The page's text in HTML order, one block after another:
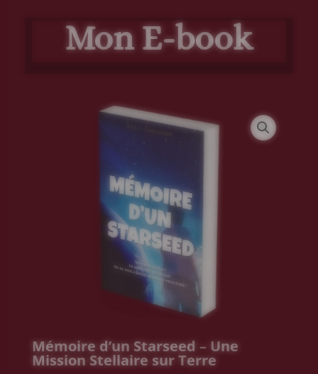
Mon E-book
Mémoire d’un Starseed – Une
Mission Stellaire sur Terre